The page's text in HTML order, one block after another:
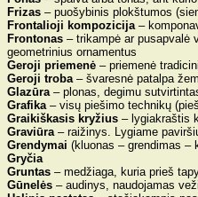
Frizas – puošybinis plokštumos
Frontalioji kompozicija–
Frontonas – trikampė ar pusapvalė
geometrinius ornamentus
Geroji priemenė – priemenė
Geroji troba– švaresnė patalpa
Glazūra– plonas, degimu
Grafika – visų piešimo technikų
Graikiškasis kryžius – lygiakraštis
Graviūra– raižinys. Lygiame
Grendymai (kluonas – grendimas –
Gryčia
Gruntas – medžiaga, kuria prieš
Gūnelės – audinys, naudojamas